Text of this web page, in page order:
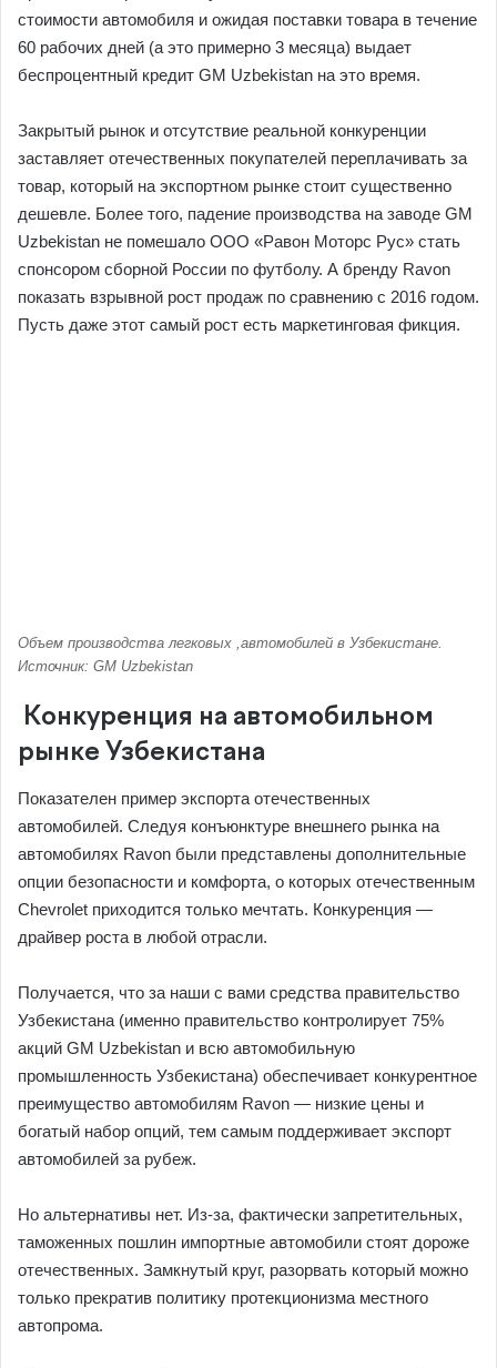
стоимости автомобиля и ожидая поставки товара в течение
60 рабочих дней (а это примерно 3 месяца) выдает
беспроцентный кредит GM Uzbekistan на это время.
Закрытый рынок и отсутствие реальной конкуренции
заставляет отечественных покупателей переплачивать за
товар, который на экспортном рынке стоит существенно
дешевле. Более того, падение производства на заводе GM
Uzbekistan не помешало ООО «Равон Моторс Рус» стать
спонсором сборной России по футболу. А бренду Ravon
показать взрывной рост продаж по сравнению с 2016 годом.
Пусть даже этот самый рост есть маркетинговая фикция.
Объем производства легковых ,автомобилей в Узбекистане.
Источник: GM Uzbekistan
Конкуренция на автомобильном
рынке Узбекистана
Показателен пример экспорта отечественных
автомобилей. Следуя конъюнктуре внешнего рынка на
автомобилях Ravon были представлены дополнительные
опции безопасности и комфорта, о которых отечественным
Chevrolet приходится только мечтать. Конкуренция —
драйвер роста в любой отрасли.
Получается, что за наши с вами средства правительство
Узбекистана (именно правительство контролирует 75%
акций GM Uzbekistan и всю автомобильную
промышленность Узбекистана) обеспечивает конкурентное
преимущество автомобилям Ravon — низкие цены и
богатый набор опций, тем самым поддерживает экспорт
автомобилей за рубеж.
Но альтернативы нет. Из-за, фактически запретительных,
таможенных пошлин импортные автомобили стоят дороже
отечественных. Замкнутый круг, разорвать который можно
только прекратив политику протекционизма местного
автопрома.